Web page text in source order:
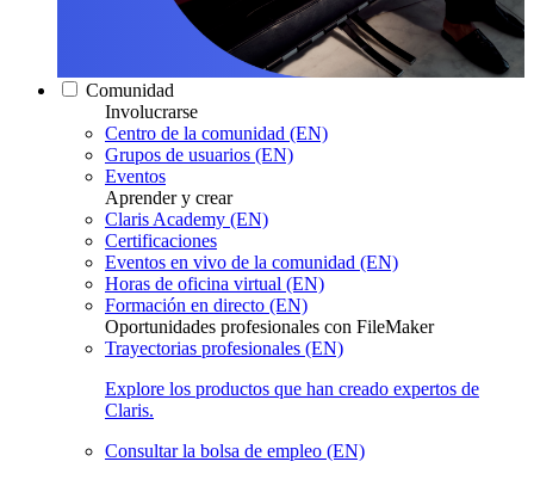
Comunidad
Involucrarse
Centro de la comunidad (EN)
Grupos de usuarios (EN)
Eventos
Aprender y crear
Claris Academy (EN)
Certificaciones
Eventos en vivo de la comunidad (EN)
Horas de oficina virtual (EN)
Formación en directo (EN)
Oportunidades profesionales con FileMaker
Trayectorias profesionales (EN)
Explore los productos que han creado expertos de
Claris.
Consultar la bolsa de empleo (EN)